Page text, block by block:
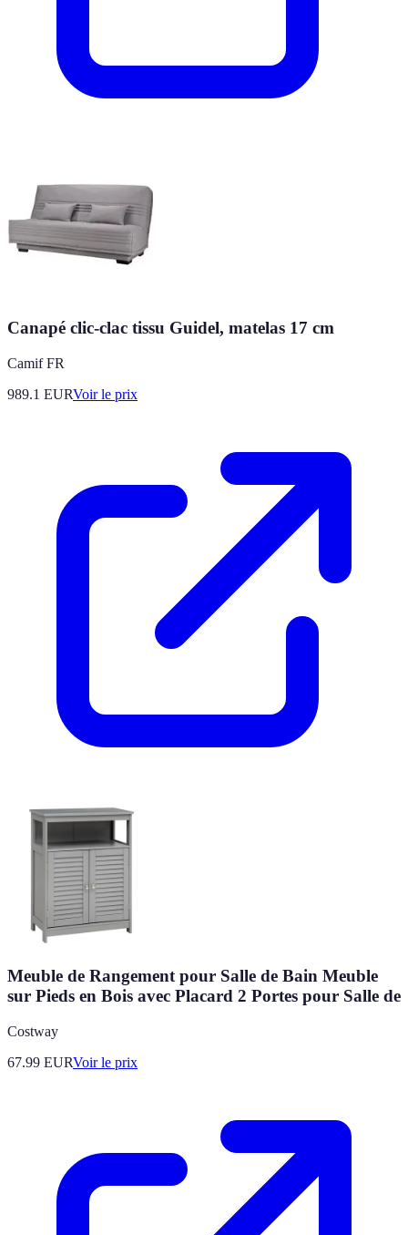
Canapé clic-clac tissu Guidel, matelas 17 cm
Camif FR
989.1 EURVoir le prix
Meuble de Rangement pour Salle de Bain Meuble
sur Pieds en Bois avec Placard 2 Portes pour Salle de
Costway
67.99 EURVoir le prix